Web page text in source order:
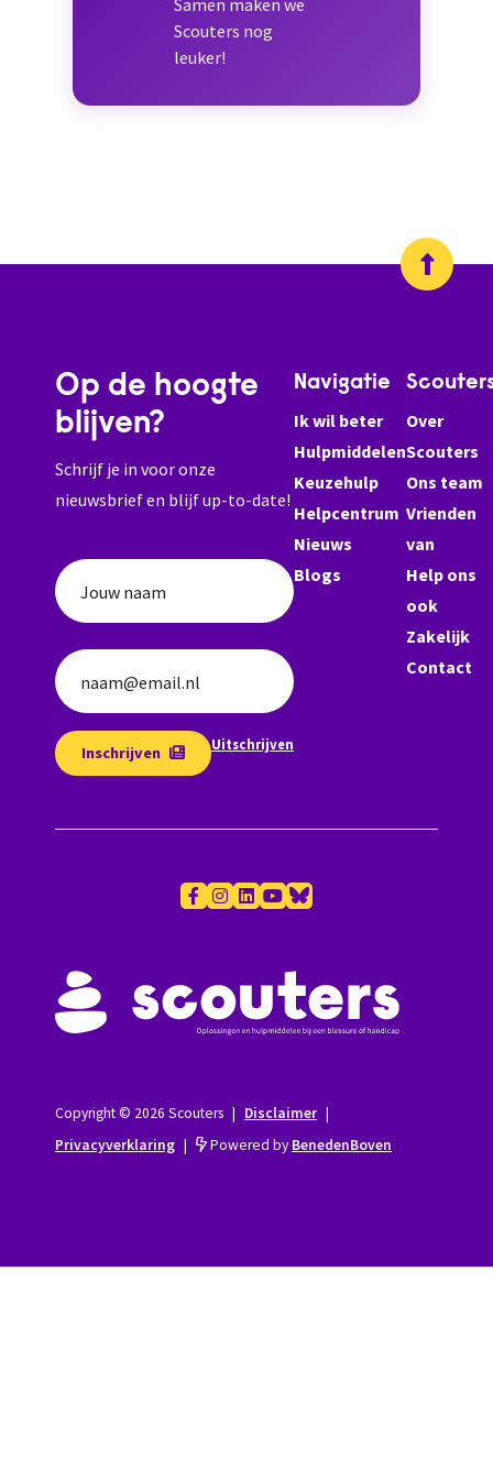
Scouters nog
leuker!
Op de hoogte
blijven?
Schrijf je in voor onze
nieuwsbrief en blijf up-to-date!
Jouw naam
naam@email.nl
Inschrijven Uitschrijven
Navigatie
Ik wil beter
Hulpmiddelen
Keuzehulp
Helpcentrum
Nieuws
Blogs
Over
Scouters
Ons team
Vrienden
van
Help ons
ook
Zakelijk
Contact
Copyright © 2026 Scouters | Disclaimer |
Privacyverklaring | Powered by BenedenBoven